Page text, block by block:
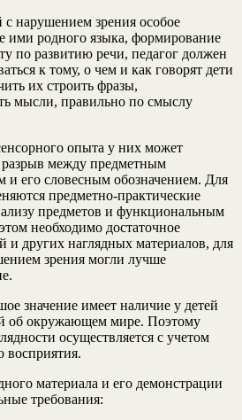
с нарушением зрения особое
ими родного языка, формирование
по развитию речи, педагог должен
к тому, о чем и как говорят дети
их строить фразы,
мысли, правильно по смыслу
опыта у них может
разрыв между предметным
и его словесным обозначением. Для
предметно-практические
предметов и функциональным
необходимо достаточное
и других наглядных материалов, для
зрения могли лучше
значение имеет наличие у детей
об окружающем мире. Поэтому
осуществляется с учетом
восприятия.
материала и его демонстрации
требования: